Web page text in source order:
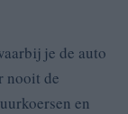
je de auto
nooit de
en